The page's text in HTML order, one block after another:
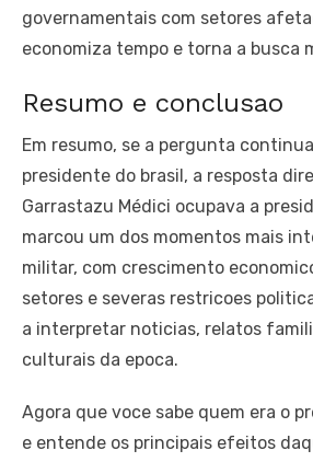
governamentais com setores
economiza tempo e torna a busca
Resumo e conclusao
Em resumo, se a pergunta
presidente do brasil, a resposta
Garrastazu Médici ocupava a
marcou um dos momentos mais
militar, com crescimento
setores e severas restricoes
a interpretar noticias, relatos
culturais da epoca.
Agora que voce sabe quem era o
e entende os principais efeitos